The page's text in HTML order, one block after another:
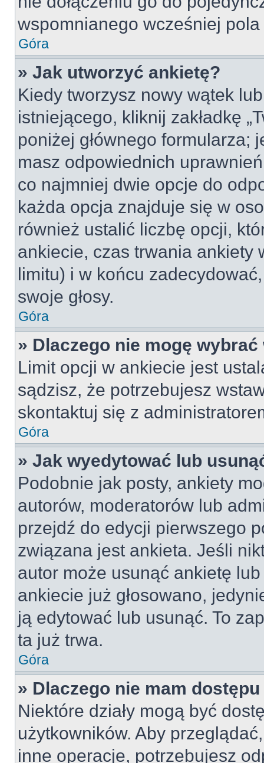
wspomnianego wcześniej
Góra
» Jak utworzyć ankietę?
Kiedy tworzysz nowy wątek
istniejącego, kliknij zakładkę
poniżej głównego formularza;
masz odpowiednich
co najmniej dwie opcje do
każda opcja znajduje się w
również ustalić liczbę opcji,
ankiecie, czas trwania ankiety
limitu) i w końcu
swoje głosy.
Góra
» Dlaczego nie mogę
Limit opcji w ankiecie jest
sądzisz, że potrzebujesz
skontaktuj się z
Góra
» Jak wyedytować lub
Podobnie jak posty, ankiety
autorów, moderatorów lub
przejdź do edycji pierwszego
związana jest ankieta. Jeśli
autor może usunąć ankietę
ankiecie już głosowano,
ją edytować lub usunąć. To
ta już trwa.
Góra
» Dlaczego nie mam dostępu
Niektóre działy mogą być
użytkowników. Aby
inne operacje, potrzebujesz